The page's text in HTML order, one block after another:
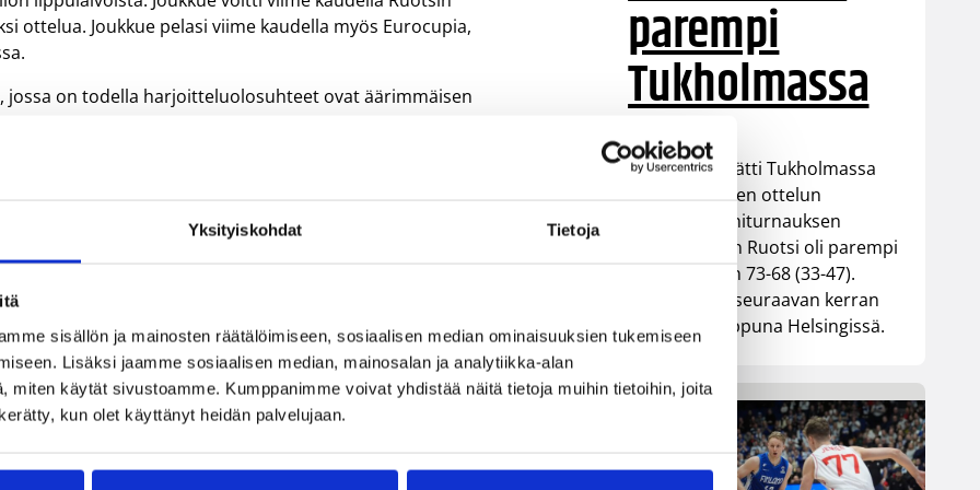
Yksityiskohdat Tietoja
sisällön ja mainosten räätälöimiseen, sosiaalisen median ominaisuuksien tukemiseen
Lisäksi jaamme sosiaalisen median, mainosalan ja analytiikka-alan
miten käytät sivustoamme. Kumppanimme voivat yhdistää näitä tietoja muihin tietoihin, joita
kun olet käyttänyt heidän palvelujaan.
ottelua. Joukkue pelasi viime kaudella myös Eurocupia,
on todella harjoitteluolosuhteet ovat äärimmäisen
parempi
Tukholmassa
Susiladies päätti Tukholmassa
pelatun kahden ottelun
mittaisen miniturnauksen
tappioon, kun Ruotsi oli parempi
loppulukemin 73-68 (33-47).
Suomi pelaa seuraavan kerran
ensi viikonloppuna Helsingissä.